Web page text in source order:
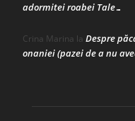
adormitei roabei Tale…
Crina Marina la Despre
onaniei (pazei de a nu